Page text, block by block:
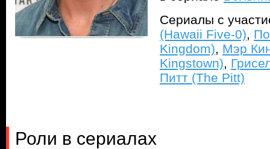
Сериалы с
(Hawaii Five-0),
Kingdom), Мэр
Kingstown),
Питт (The Pitt)
Роли в сериалах